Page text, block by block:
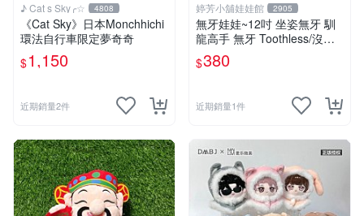
♪ Cat s Sky╭☆ 4808
《Cat Sky》日本Monchhichi
環法自行車限定夢奇奇
$1,150
近期銷量2件
婷芳小舖娃娃館 2905
無牙娃娃~12吋 坐姿無牙 馴
龍高手 無牙 Toothless/沒牙
仔 黑色夜煞公仔-全省配送
$380
近期銷量1件